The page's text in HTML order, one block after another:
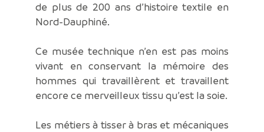
de plus de 200 ans d’histoire textile en
Nord-Dauphiné.
Ce musée technique n’en est pas moins
vivant en conservant la mémoire des
hommes qui travaillèrent et travaillent
encore ce merveilleux tissu qu’est la soie.
Les métiers à tisser à bras et mécaniques